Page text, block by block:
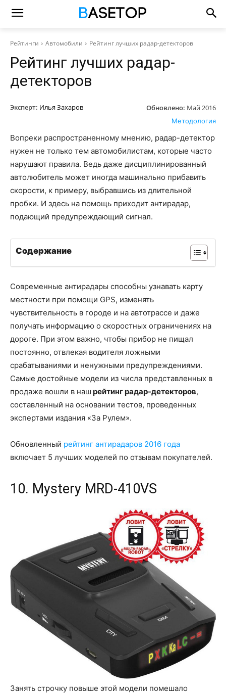
Рейтинги Автомобили Рейтинг лучших радар-детекторов
Рейтинг лучших радар-
детекторов
Эксперт: Илья Захаров Обновлено: Май 2016
Методология
Вопреки распространенному мнению, радар-детектор
нужен не только тем автомобилистам, которые часто
нарушают правила. Ведь даже дисциплинированный
автолюбитель может иногда машинально прибавить
скорости, к примеру, выбравшись из длительной
пробки. И здесь на помощь приходит антирадар,
подающий предупреждающий сигнал.
Содержание
Современные антирадары способны узнавать карту
местности при помощи GPS, изменять
чувствительность в городе и на автотрассе и даже
получать информацию о скоростных ограничениях на
дороге. При этом важно, чтобы прибор не пищал
постоянно, отвлекая водителя ложными
срабатываниями и ненужными предупреждениями.
Самые достойные модели из числа представленных в
продаже вошли в наш рейтинг радар-детекторов,
составленный на основании тестов, проведенных
экспертами издания «За Рулем».
Обновленный рейтинг антирадаров 2016 года
включает 5 лучших моделей по отзывам покупателей.
10. Mystery MRD-410VS
Занять строчку повыше этой модели помешало